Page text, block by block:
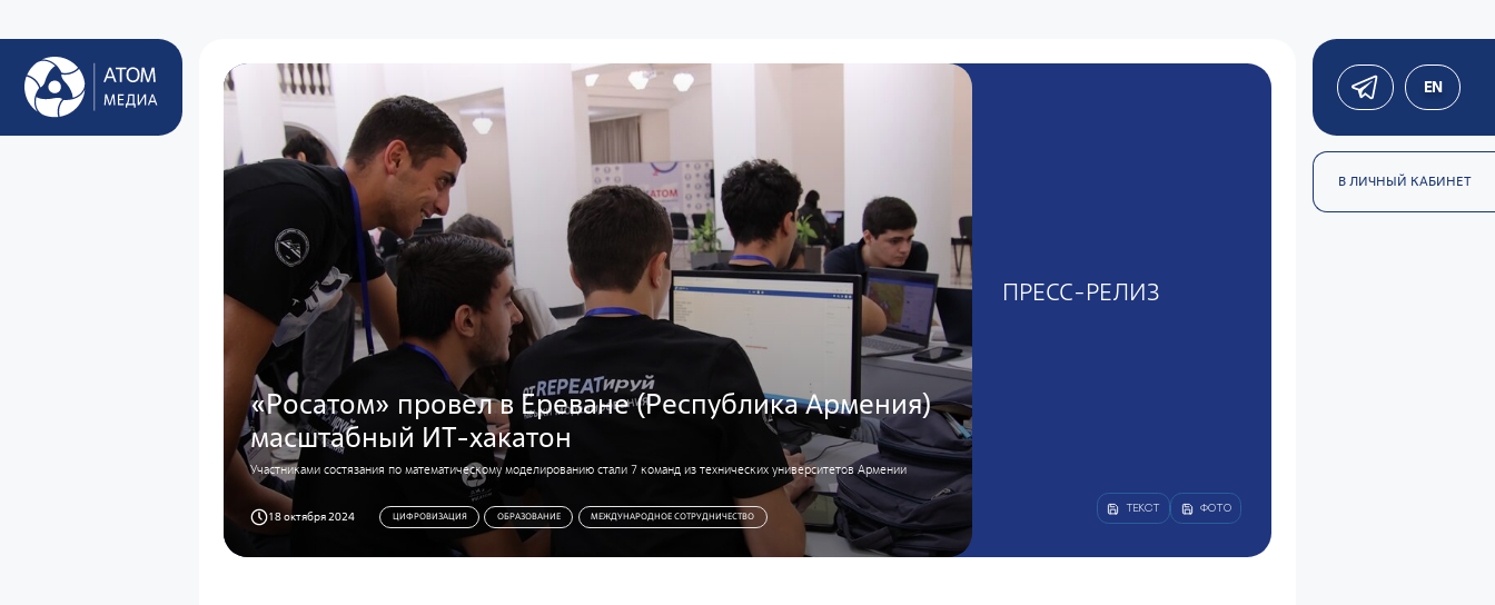
EN
В ЛИЧНЫЙ КАБИНЕТ
«Росатом» провел в Ереване (Республика Армения)
масштабный ИТ-хакатон
Участниками состязания по математическому моделированию стали 7 команд из технических университетов Армении
18 октября 2024 ЦИФРОВИЗАЦИЯ ОБРАЗОВАНИЕ МЕЖДУНАРОДНОЕ СОТРУДНИЧЕСТВО
ПРЕСС-РЕЛИЗ
ТЕКСТ ФОТО